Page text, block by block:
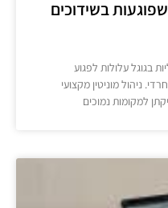
בשידוכים
בגוגל עלולות לפגוע
ניהול מוניטין מקצועי
למקומות נמוכים